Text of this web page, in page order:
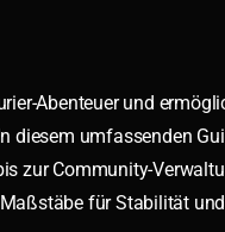
Abenteuer und
umfassenden
zur Community-
für Stabilität